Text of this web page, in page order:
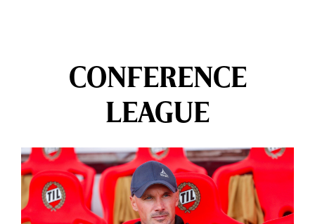
CONFERENCE
LEAGUE